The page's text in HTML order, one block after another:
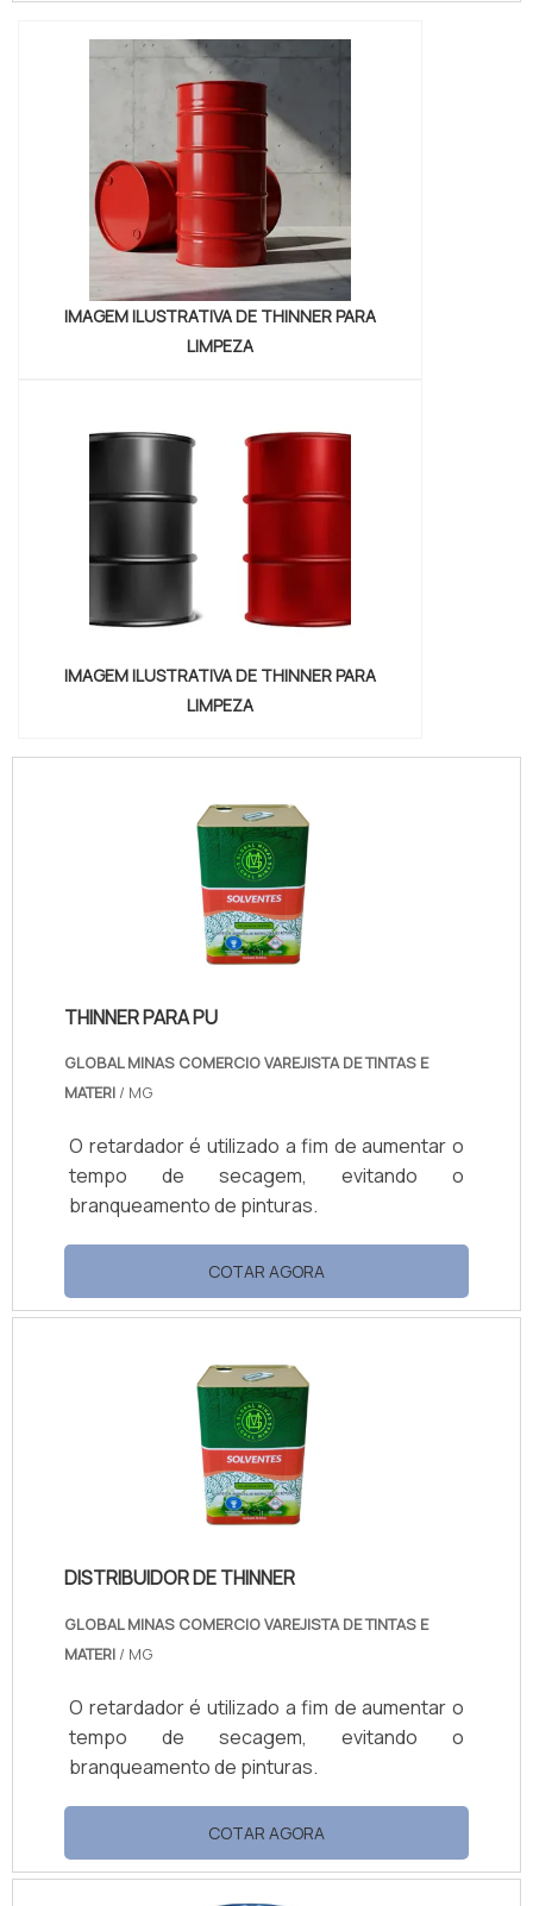
técnica especializada. UM POUCO MAIS
SOBRE UMECTANTE ONDE COMPRAR A
Petrowan centraliza seus esforços em
proporcionar para os parceiros um...
IMAGEM ILUSTRATIVA DE THINNER PARA
LIMPEZA
IMAGEM ILUSTRATIVA DE THINNER PARA
LIMPEZA
THINNER PARA PU
GLOBAL MINAS COMERCIO VAREJISTA DE TINTAS E
MATERI / MG
O retardador é utilizado a fim de aumentar o
tempo de secagem, evitando o
branqueamento de pinturas.
COTAR AGORA
DISTRIBUIDOR DE THINNER
GLOBAL MINAS COMERCIO VAREJISTA DE TINTAS E
MATERI / MG
O retardador é utilizado a fim de aumentar o
tempo de secagem, evitando o
branqueamento de pinturas.
COTAR AGORA